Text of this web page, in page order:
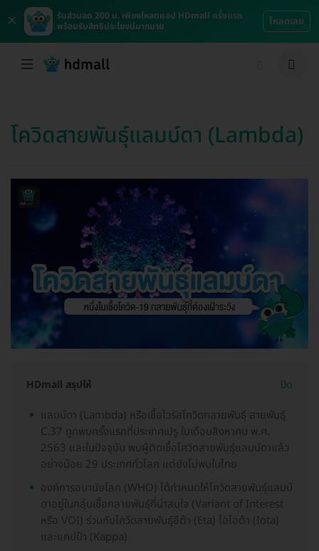
×
รับส่วนลด 200 บ. เพียงโหลดแอป HDmall ครั้งแรก
พร้อมรับสิทธิประโยชน์มากมาย
โหลดเลย
โควิดสายพันธุ์แลมบ์ดา (Lambda)
HDmall สรุปให้ ปิด
แลมบ์ดา (Lambda) หรือเชื้อไวรัสโควิดกลายพันธุ์ สายพันธุ์
C.37 ถูกพบครั้งแรกที่ประเทศเปรู ในเดือนสิงหาคม พ.ศ.
2563 และในปัจจุบัน พบผู้ติดเชื้อโควิดสายพันธุ์แลมบ์ดาแล้ว
อย่างน้อย 29 ประเทศทั่วโลก แต่ยังไม่พบในไทย
องค์การอนามัยโลก (WHO) ได้กำหนดให้โควิดสายพันธุ์แลมบ์
ดาอยู่ในกลุ่มเชื้อกลายพันธุ์ที่น่าสนใจ (Variant of Interest
หรือ VOI) ร่วมกับโควิดสายพันธุ์อีต้า (Eta) ไอโอต้า (Iota)
และแคปป้า (Kappa)